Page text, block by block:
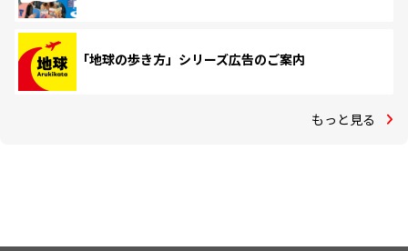
「地球の歩き方」シリーズ広告のご案内
もっと見る